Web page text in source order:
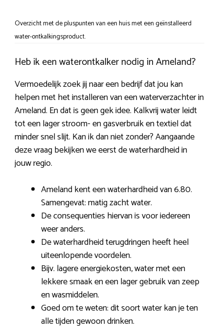
Overzicht met de pluspunten van een huis met een geïnstalleerd
water-ontkalkingsproduct.
Heb ik een waterontkalker nodig in Ameland?
Vermoedelijk zoek jij naar een bedrijf dat jou kan
helpen met het installeren van een waterverzachter in
Ameland. En dat is geen gek idee. Kalkvrij water leidt
tot een lager stroom- en gasverbruik en textiel dat
minder snel slijt. Kan ik dan niet zonder? Aangaande
deze vraag bekijken we eerst de waterhardheid in
jouw regio.
Ameland kent een waterhardheid van 6.80.
Samengevat: matig zacht water.
De consequenties hiervan is voor iedereen
weer anders.
De waterhardheid terugdringen heeft heel
uiteenlopende voordelen.
Bijv. lagere energiekosten, water met een
lekkere smaak en een lager gebruik van zeep
en wasmiddelen.
Goed om te weten: dit soort water kan je ten
alle tijden gewoon drinken.